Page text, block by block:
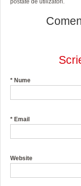
postate de utilizatori.
* Nume
* Email
Website